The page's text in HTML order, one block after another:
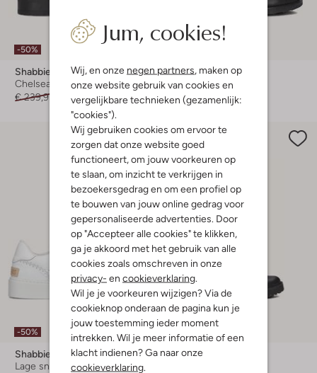
Jum, cookies!
Wij, en onze negen partners , maken op
onze website gebruik van cookies en
vergelijkbare technieken (gezamenlijk:
"cookies").
Wij gebruiken cookies om ervoor te
zorgen dat onze website goed
functioneert, om jouw voorkeuren op
te slaan, om inzicht te verkrijgen in
bezoekersgedrag en om een profiel op
te bouwen van jouw online gedrag voor
gepersonaliseerde advertenties. Door
op "Accepteer alle cookies" te klikken,
ga je akkoord met het gebruik van alle
cookies zoals omschreven in onze
privacy- en cookieverklaring
Wil je je voorkeuren wijzigen? Via de
cookieknop onderaan de pagina kun je
jouw toestemming ieder moment
intrekken. Wil je meer informatie of een
klacht indienen? Ga naar onze
cookieverklaring
-50%
Shabbies
Chelsea boots
€ 239,95
€ 119,99
Shabbies
Biker boots
€ 299,95 € 149,99
-50%
Shabbies
Lage sneakers
-50%
Shabbies